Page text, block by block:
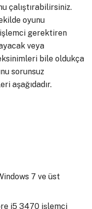
çalıştırabilirsiniz.
oyunu
işlemci gerektiren
veya
bile oldukça
sorunsuz
aşağıdadır.
7 ve üst
i5 3470 işlemci